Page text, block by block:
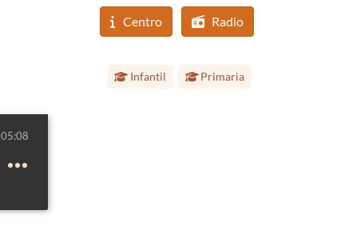
Centro Radio
Infantil Primaria
05:08